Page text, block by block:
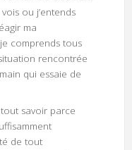
ou j’entends
ma
comprends tous
rencontrée
qui essaie de
savoir parce
de tout